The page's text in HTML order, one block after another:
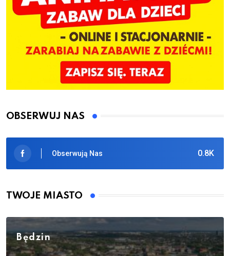
OBSERWUJ NAS
0.8K
Obserwują Nas
TWOJE MIASTO
Będzin